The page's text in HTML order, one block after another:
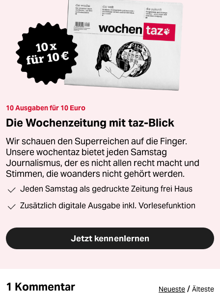
10 Ausgaben für 10 Euro
Die Wochenzeitung mit taz-Blick
Wir schauen den Superreichen auf die Finger.
Unsere wochentaz bietet jeden Samstag
Journalismus, der es nicht allen recht macht und
Stimmen, die woanders nicht gehört werden.
Jeden Samstag als gedruckte Zeitung frei Haus
Zusätzlich digitale Ausgabe inkl. Vorlesefunktion
Jetzt kennenlernen
1 Kommentar Neueste / Älteste